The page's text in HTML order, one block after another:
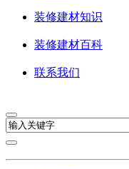
装修建材知识
装修建材百科
联系我们